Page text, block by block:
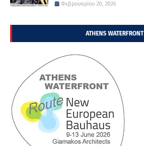
Φεβρουαρίου 20, 2026
ATHENS WATERFRONT